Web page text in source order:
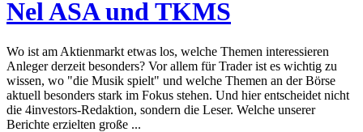
Nel ASA und TKMS
Wo ist am Aktienmarkt etwas los, welche Themen interessieren
Anleger derzeit besonders? Vor allem für Trader ist es wichtig zu
wissen, wo "die Musik spielt" und welche Themen an der Börse
aktuell besonders stark im Fokus stehen. Und hier entscheidet nicht
die 4investors-Redaktion, sondern die Leser. Welche unserer
Berichte erzielten große ...